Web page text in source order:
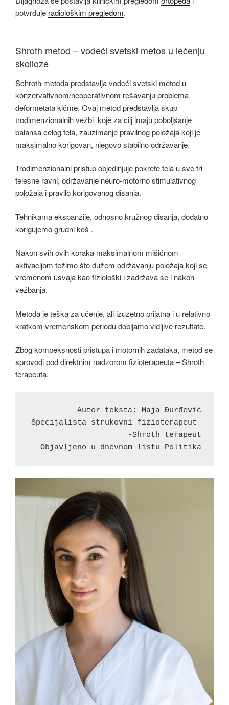
potvrđuje radiološkim pregledom.
Shroth metod – vodeći svetski metos u lečenju
skolioze
Schroth metoda predstavlja vodeći svetski metod u
konzervativnom/neoperativnom rešavanju problema
deformetata kičme. Ovaj metod predstavlja skup
trodimenzionalnih vežbi koje za cilj imaju poboljšanje
balansa celog tela, zauzimanje pravilnog položaja koji je
maksimalno korigovan, njegovo stabilno održavanje.
Trodimenzionalni pristup objedinjuje pokrete tela u sve tri
telesne ravni, održavanje neuro-motorno stimulativnog
položaja i pravilo korigovanog disanja.
Tehnikama ekspanzije, odnosno kružnog disanja, dodatno
korigujemo grudni koš .
Nakon svih ovih koraka maksimalnom mišićnom
aktivacijom težimo što dužem održavanju položaja koji se
vremenom usvaja kao fiziološki i zadržava se i nakon
vežbanja.
Metoda je teška za učenje, ali izuzetno prijatna i u relativno
kratkom vremenskom periodu dobijamo vidljive rezultate.
Zbog kompeksnosti pristupa i motornih zadataka, metod se
sprovodi pod direktnim nadzorom fizioterapeuta – Shroth
terapeuta.
Autor teksta: Maja Đurđević
Specijalista strukovni fizioterapeut
-Shroth terapeut
Objavljeno u dnevnom listu Politika